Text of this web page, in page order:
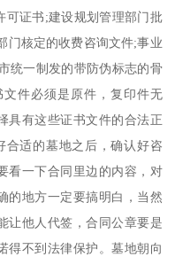
可证书;建设规划管理部门批
门核定的收费咨询文件;事业
统一制发的带防伪标志的骨
件必须是原件，复印件无
具有这些证书文件的合法正
合适的墓地之后，确认好咨
看一下合同里边的内容，对
的地方一定要搞明白，当然
让他人代签，合同公章要是
得不到法律保护。墓地朝向